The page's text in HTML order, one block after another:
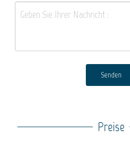
Senden
Preise